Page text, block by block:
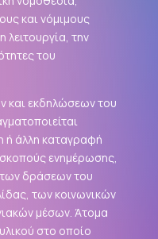
και νόμιμους
λειτουργία, την
του
και εκδηλώσεων του
ή άλλη καταγραφή
σκοπούς ενημέρωσης,
δράσεων του
των κοινωνικών
μέσων. Άτομα
στο οποίο